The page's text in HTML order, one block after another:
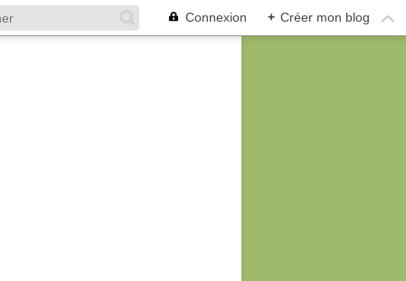
Connexion + Créer mon blog